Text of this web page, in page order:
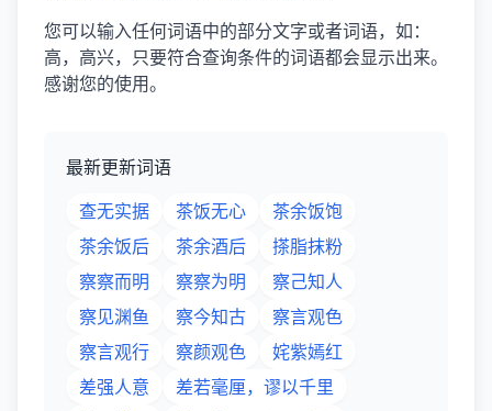
您可以输入任何词语中的部分文字或者词语，如：
高，高兴，只要符合查询条件的词语都会显示出来。
感谢您的使用。
最新更新词语
查无实据
茶饭无心
茶余饭饱
茶余饭后
茶余酒后
搽脂抹粉
察察而明
察察为明
察己知人
察见渊鱼
察今知古
察言观色
察言观行
察颜观色
姹紫嫣红
差强人意
差若毫厘，谬以千里